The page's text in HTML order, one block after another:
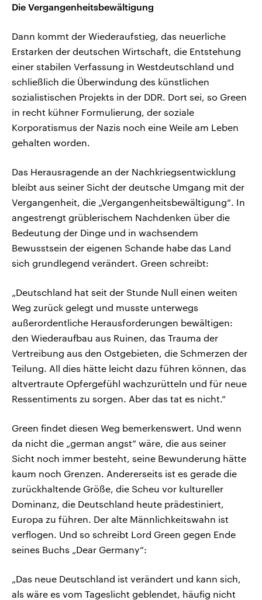
Die Vergangenheitsbewältigung
Dann kommt der Wiederaufstieg, das neuerliche
Erstarken der deutschen Wirtschaft, die Entstehung
einer stabilen Verfassung in Westdeutschland und
schließlich die Überwindung des künstlichen
sozialistischen Projekts in der DDR. Dort sei, so Green
in recht kühner Formulierung, der soziale
Korporatismus der Nazis noch eine Weile am Leben
gehalten worden.
Das Herausragende an der Nachkriegsentwicklung
bleibt aus seiner Sicht der deutsche Umgang mit der
Vergangenheit, die „Vergangenheitsbewältigung“. In
angestrengt grüblerischem Nachdenken über die
Bedeutung der Dinge und in wachsendem
Bewusstsein der eigenen Schande habe das Land
sich grundlegend verändert. Green schreibt:
„Deutschland hat seit der Stunde Null einen weiten
Weg zurück gelegt und musste unterwegs
außerordentliche Herausforderungen bewältigen:
den Wiederaufbau aus Ruinen, das Trauma der
Vertreibung aus den Ostgebieten, die Schmerzen der
Teilung. All dies hätte leicht dazu führen können, das
altvertraute Opfergefühl wachzurütteln und für neue
Ressentiments zu sorgen. Aber das tat es nicht.“
Green findet diesen Weg bemerkenswert. Und wenn
da nicht die „german angst“ wäre, die aus seiner
Sicht noch immer besteht, seine Bewunderung hätte
kaum noch Grenzen. Andererseits ist es gerade die
zurückhaltende Größe, die Scheu vor kultureller
Dominanz, die Deutschland heute prädestiniert,
Europa zu führen. Der alte Männlichkeitswahn ist
verflogen. Und so schreibt Lord Green gegen Ende
seines Buchs „Dear Germany“:
„Das neue Deutschland ist verändert und kann sich,
als wäre es vom Tageslicht geblendet, häufig nicht